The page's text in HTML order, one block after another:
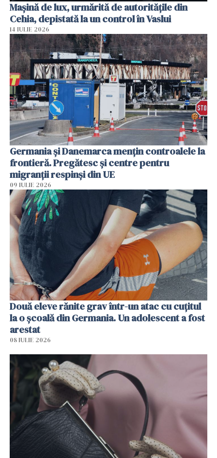
Mașină de lux, urmărită de autoritățile din
Cehia, depistată la un control în Vaslui
14 IULIE 2026
Germania și Danemarca mențin controalele la
frontieră. Pregătesc și centre pentru
migranții respinși din UE
09 IULIE 2026
Două eleve rănite grav într-un atac cu cuțitul
la o școală din Germania. Un adolescent a fost
arestat
08 IULIE 2026